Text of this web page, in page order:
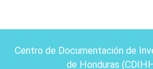
Centro de Documentación de
de Honduras